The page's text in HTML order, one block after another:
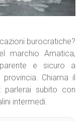
burocratiche?
marchio Amatica,
e sicuro a
Chiama il
: parlerai subito con
intermedi.